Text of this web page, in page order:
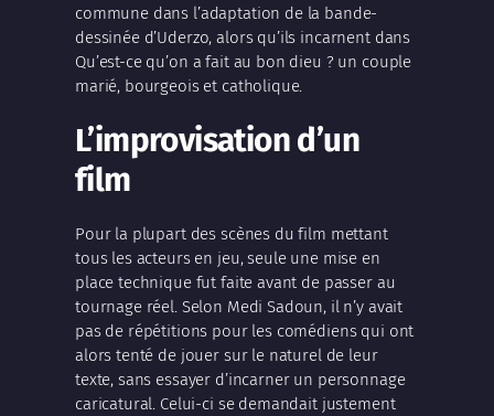
commune dans l’adaptation de la bande-
dessinée d’Uderzo, alors qu’ils incarnent dans
Qu’est-ce qu’on a fait au bon dieu ? un couple
marié, bourgeois et catholique.
L’improvisation d’un
film
Pour la plupart des scènes du film mettant
tous les acteurs en jeu, seule une mise en
place technique fut faite avant de passer au
tournage réel. Selon Medi Sadoun, il n’y avait
pas de répétitions pour les comédiens qui ont
alors tenté de jouer sur le naturel de leur
texte, sans essayer d’incarner un personnage
caricatural. Celui-ci se demandait justement